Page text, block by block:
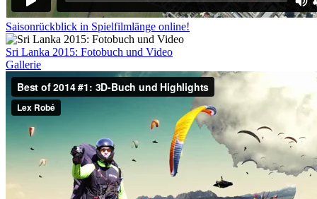
Saisonrückblick in Spielfilmlänge online!
Sri Lanka 2015: Fotobuch und Video
Gallerie